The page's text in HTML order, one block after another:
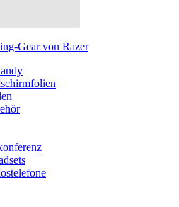
Gear von Razer